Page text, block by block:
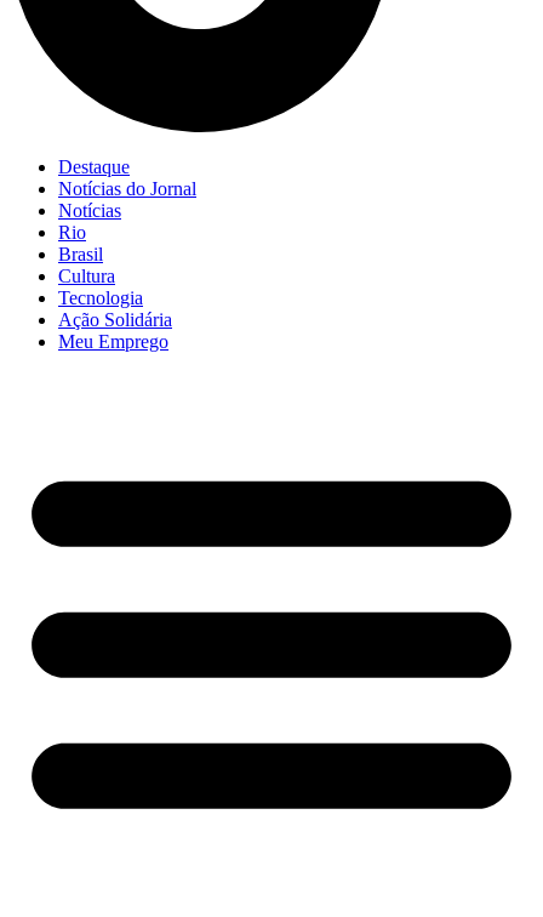
Destaque
Notícias do Jornal
Notícias
Rio
Brasil
Cultura
Tecnologia
Ação Solidária
Meu Emprego